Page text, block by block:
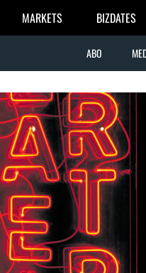
MARKETS BIZDATES
ABO